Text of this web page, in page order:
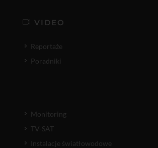
VIDEO
Reportaże
Poradniki
Monitoring
TV-SAT
Instalacje światłowodowe